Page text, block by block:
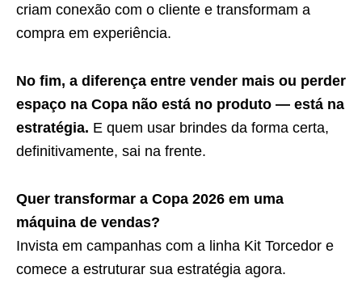
criam conexão com o cliente e transformam a
compra em experiência.
No fim, a diferença entre vender mais ou perder
espaço na Copa não está no produto — está na
estratégia. E quem usar brindes da forma certa,
definitivamente, sai na frente.
Quer transformar a Copa 2026 em uma
máquina de vendas?
Invista em campanhas com a linha Kit Torcedor e
comece a estruturar sua estratégia agora.